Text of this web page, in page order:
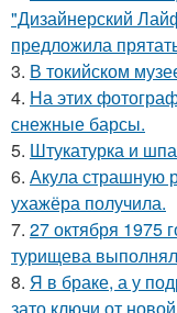
"Дизайнерский
предложила
3. В токийском
4. На этих
снежные барсы.
5. Штукатурка и
6. Акула страшную
ухажёра получила.
7. 27 октября 1975
турищева
8. Я в браке, а у